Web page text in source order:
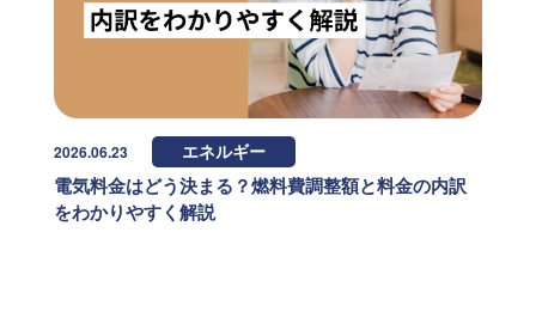
2026.06.23 エネルギー
電気料金はどう決まる？燃料費調整額と料金の内訳
をわかりやすく解説